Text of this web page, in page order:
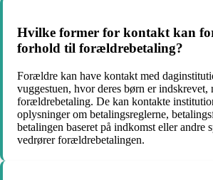
Hvilke former for kontakt kan
forhold til forældrebetaling?
Forældre kan have kontakt med
vuggestuen, hvor deres børn er indskrevet,
forældrebetaling. De kan kontakte
oplysninger om betalingsreglerne,
betalingen baseret på indkomst eller andre
vedrører forældrebetalingen.